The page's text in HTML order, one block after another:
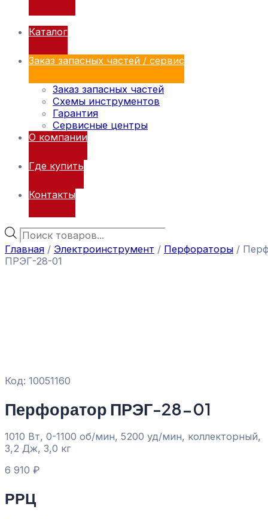
Каталог
Заказ запасных частей / сервис
Заказ запасных частей
Схемы инструментов
Гарантия
Сервисные центры
О компании
Где купить
Контакты
Главная / Электроинструмент / Перфораторы /
ПРЭГ-28-01
Код: 10051160
Перфоратор ПРЭГ-28-01
1010 Вт, 0-1100 об/мин, 5200 уд/мин, коллекторный,
3,2 Дж, 3,0 кг
6 910 ₽
РРЦ